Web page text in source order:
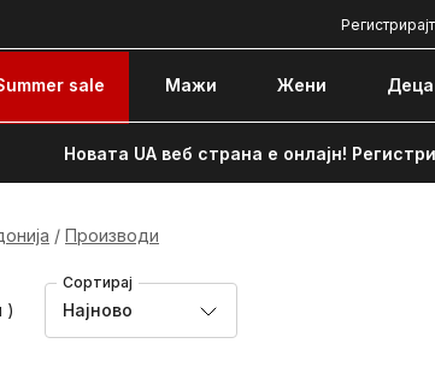
sale Мажи Жени Децa
Новата UA веб страна е онлајн!
Производи
)
Сортирај
Најново